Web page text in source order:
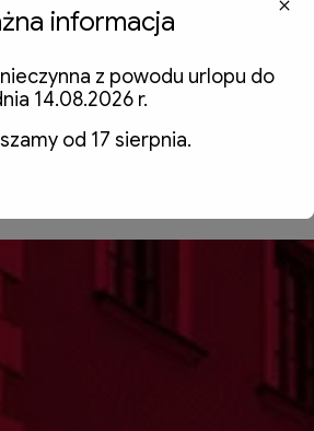
do
informacja
z powodu urlopu do
14.08.2026 r.
od 17 sierpnia.